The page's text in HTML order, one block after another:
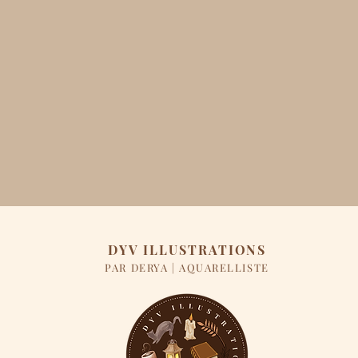
DYV ILLUSTRATIONS
PAR DERYA | AQUARELLISTE